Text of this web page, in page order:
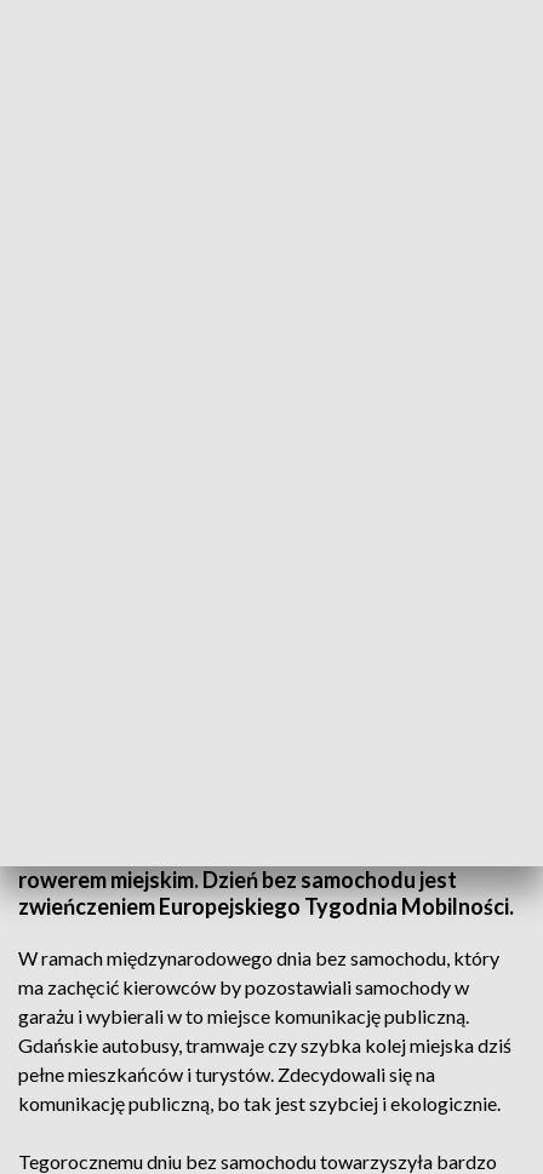
rowerem miejskim. Dzień bez samochodu jest
zwieńczeniem Europejskiego Tygodnia Mobilności.
W ramach międzynarodowego dnia bez samochodu, który
ma zachęcić kierowców by pozostawiali samochody w
garażu i wybierali w to miejsce komunikację publiczną.
Gdańskie autobusy, tramwaje czy szybka kolej miejska dziś
pełne mieszkańców i turystów. Zdecydowali się na
komunikację publiczną, bo tak jest szybciej i ekologicznie.
Tegorocznemu dniu bez samochodu towarzyszyła bardzo